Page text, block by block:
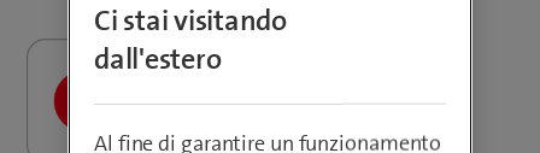
Ci stai visitando
dall'estero
Al fine di garantire un funzionamento